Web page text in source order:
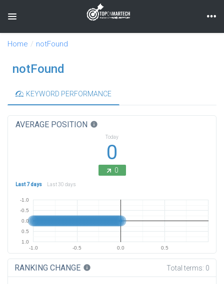
Toggle navigation
Home notFound
notFound
KEYWORD PERFORMANCE
AVERAGE POSITION info
Today
0
0
Last 7 days Last 30 days
-1.0 -0.5 0.0 0.5
-1.0
-0.5
0.0
0.5
1.0
RANKING CHANGE info Total terms: 0